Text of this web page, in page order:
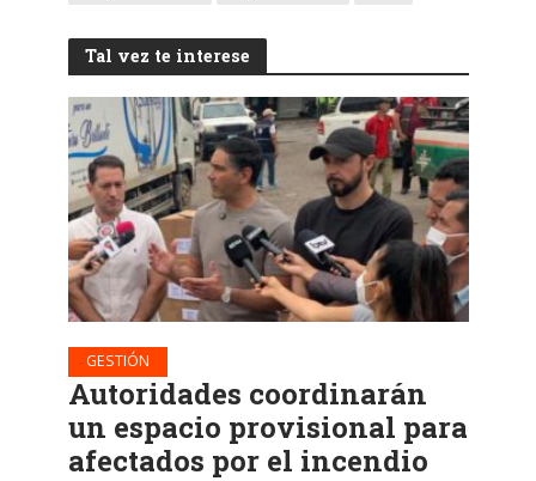
Tal vez te interese
GESTIÓN
Autoridades coordinarán
un espacio provisional para
afectados por el incendio